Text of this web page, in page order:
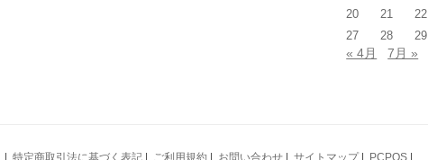
20
21 22
27
28 29
« 4月 7月 »
特定商取引法に基づく表記 ご利用規約 お問い合わせ サイトマップ| PCPOS